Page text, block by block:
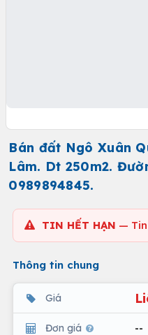
Bán đất Ngô Xuân
Lâm. Dt 250m2.
0989894845.
TIN HẾT HẠN —
Thông tin chung
Giá
Đơn giá --